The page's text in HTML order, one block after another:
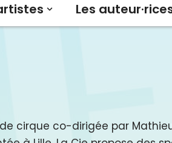
Les
cirque co-dirigée par